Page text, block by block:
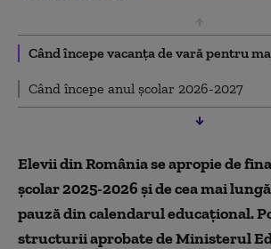
Când începe vacanța de vară pentru
Când începe anul școlar 2026-2027
Elevii din România se apropie de
școlar 2025-2026 și de cea mai
pauză din calendarul educațional.
structurii aprobate de Ministerul